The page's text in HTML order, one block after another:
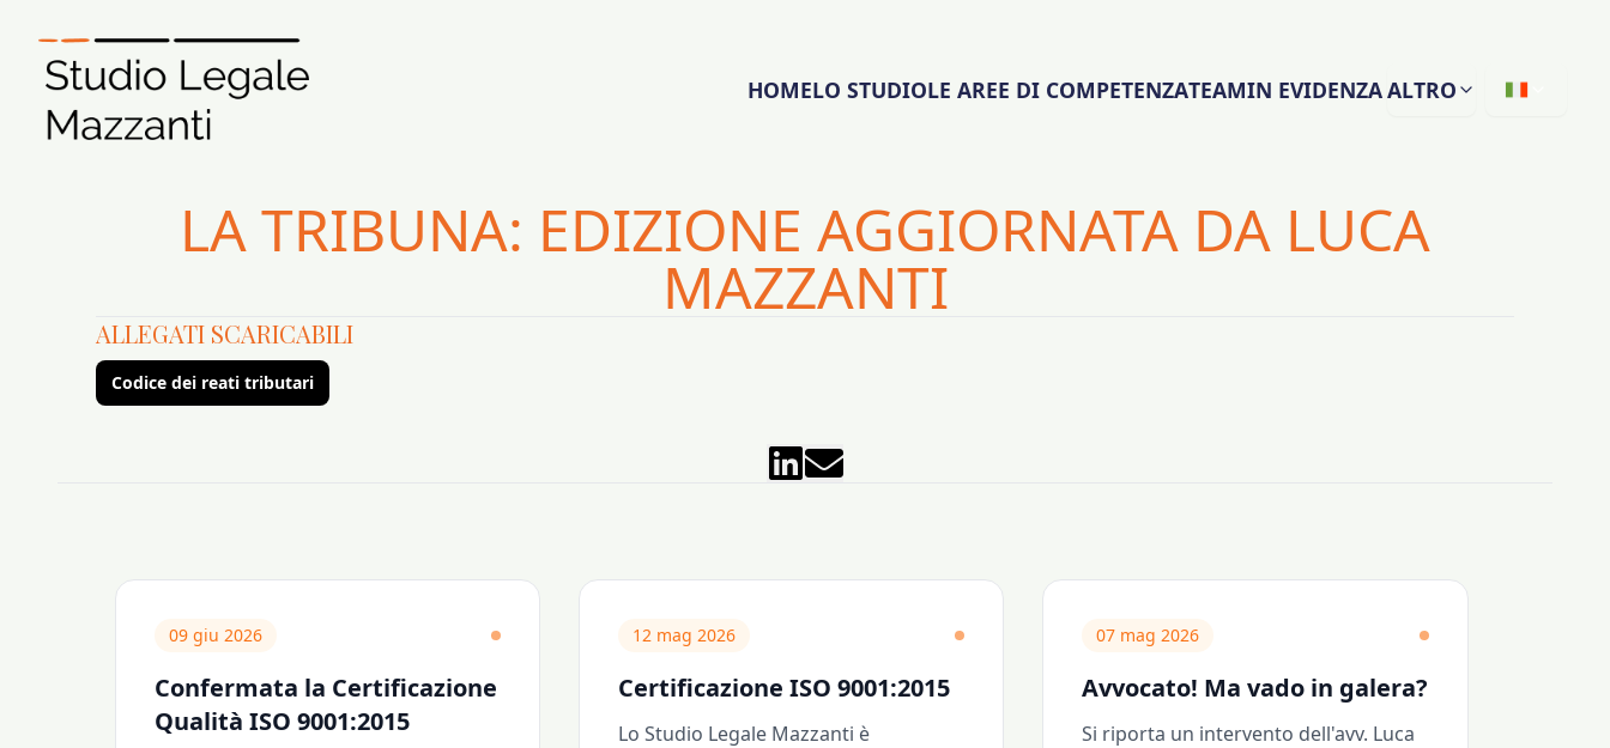
HOMELO STUDIOLE AREE DI COMPETENZATEAMIN EVIDENZAALTRO
LA TRIBUNA: EDIZIONE AGGIORNATA DA LUCA
MAZZANTI
ALLEGATI SCARICABILI
Codice dei reati tributari
09 giu 2026
Confermata la Certificazione
Qualità ISO 9001:2015
12 mag 2026
Certificazione ISO 9001:2015
Lo Studio Legale Mazzanti è
07 mag 2026
Avvocato! Ma vado in galera?
Si riporta un intervento dell'avv. Luca